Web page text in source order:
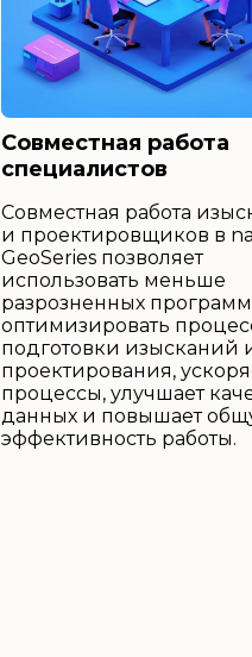
Совместная работа
специалистов
Совместная работа
и проектировщиков в
GeoSeries позволяет
использовать меньше
разрозненных
оптимизировать
подготовки изысканий
проектирования,
процессы, улучшает
данных и повышает
эффективность работы.